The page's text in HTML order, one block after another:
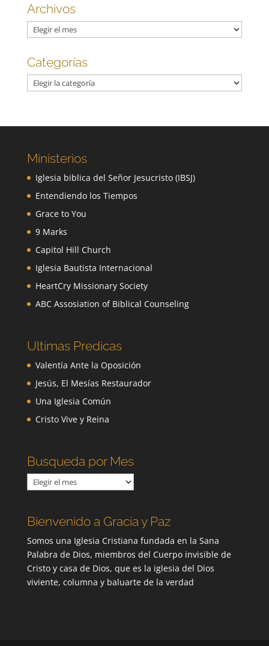
Archivos
Archivos
Categorías
Categorías
Ministerios
Iglesia biblica del Señor Jesucristo (IBSJ)
Entendiendo los Tiempos
Grace to You
9 Marks
Capitol Hill Church
Iglesia Bautista Internacional
HeartCry Missionary Society
ABC Assosiation of Biblical Counseling
Ultimas Predicas
Valentía Ante la Oposición
Jesús, El Mesías Restaurador
Una Iglesia Común
Cristo Vive y Reina
Busqueda por Mes
Busqueda
por
Bienvenido a Gracia y Paz
Somos una Iglesia Cristiana fundada en la Sana
Palabra de Dios, miembros del Cuerpo invisible de
Cristo y casa de Dios, que es la iglesia del Dios
viviente, columna y baluarte de la verdad